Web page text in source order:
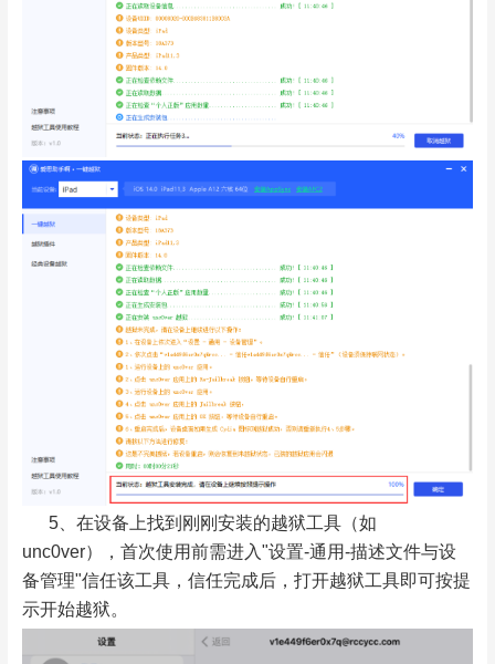
5、在设备上找到刚刚安装的越狱工具（如
unc0ver），首次使用前需进入"设置-通用-描述文件与设
备管理"信任该工具，信任完成后，打开越狱工具即可按提
示开始越狱。